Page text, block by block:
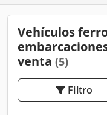
Vehículos
venta (5)
Filtro